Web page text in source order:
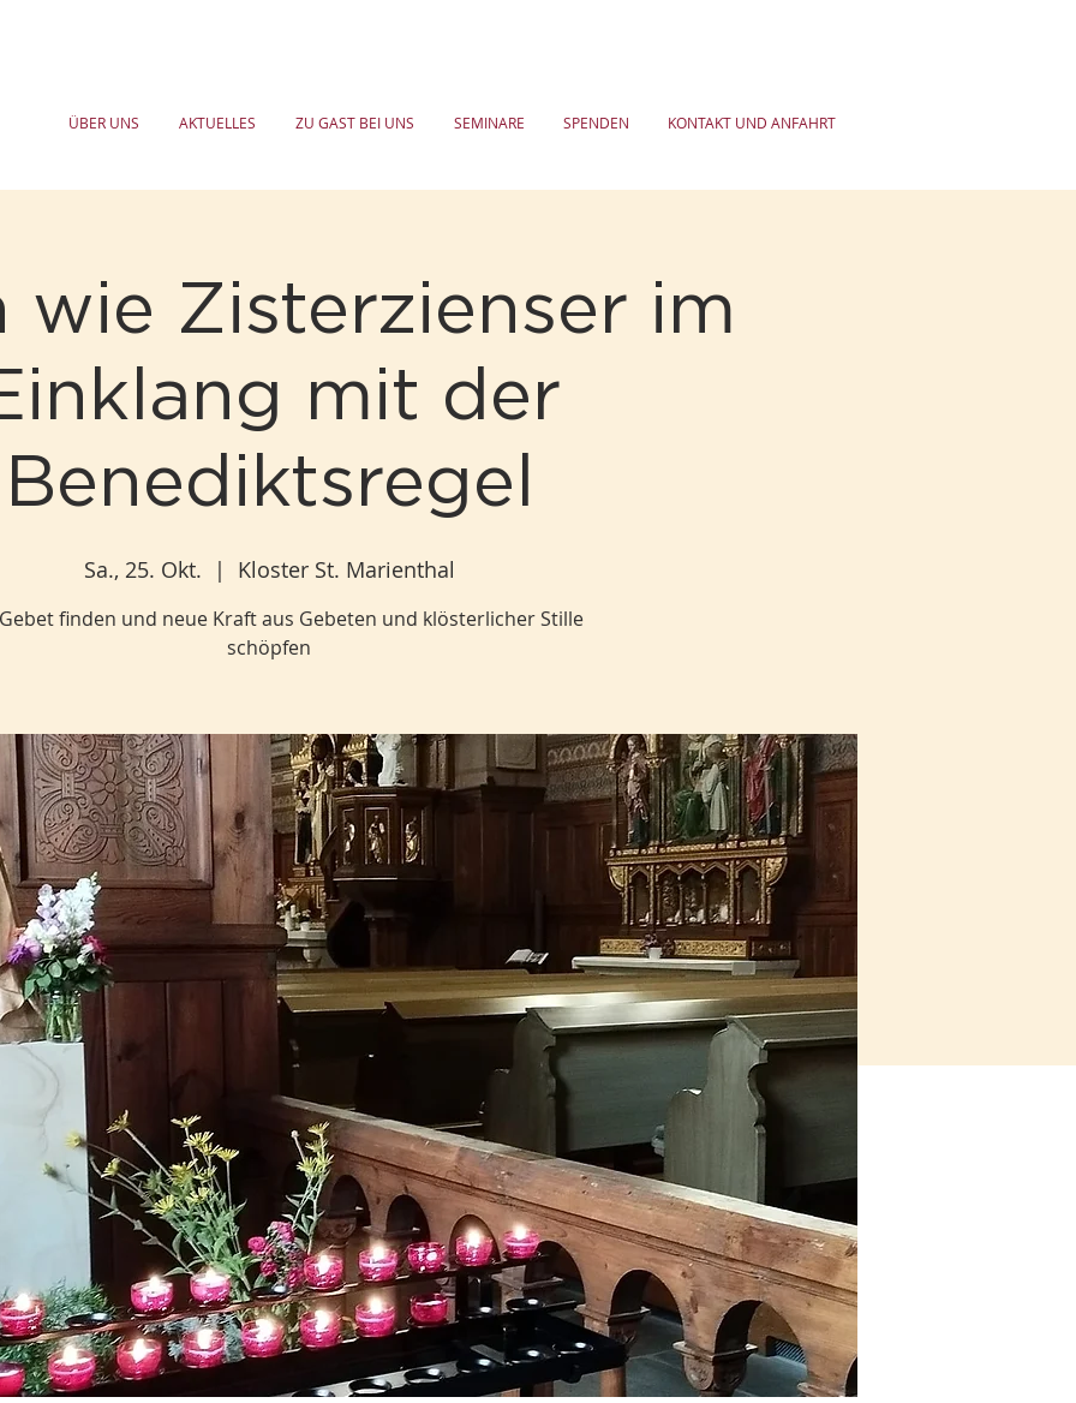
ÜBER UNS AKTUELLES ZU GAST BEI UNS SEMINARE SPENDEN KONTAKT UND ANFAHRT
wie Zisterzienser im
mit der
Benediktsregel
Sa., 25. Okt.
  |
Kloster St. Marienthal
finden und neue Kraft aus Gebeten und klösterlicher Stille
schöpfen